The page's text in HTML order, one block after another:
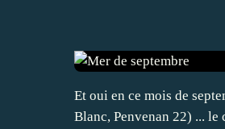
Et oui en ce mois de
Blanc, Penvenan 22) ... le